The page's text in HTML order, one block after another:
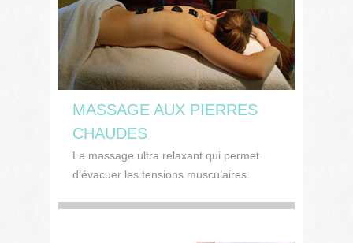
MASSAGE AUX PIERRES
CHAUDES
Le massage ultra relaxant qui permet
d’évacuer les tensions musculaires.